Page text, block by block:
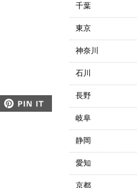
lineで送る
千葉
東京
神奈川
石川
長野
岐阜
静岡
愛知
京都